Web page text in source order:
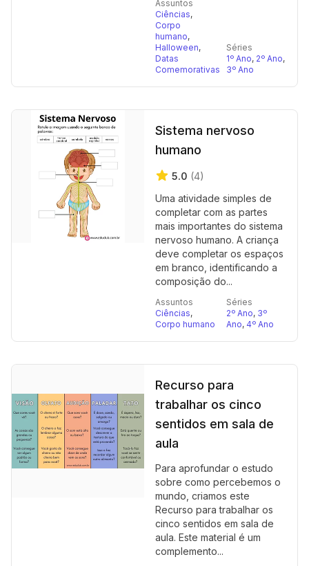
Assuntos
Ciências,
Corpo
humano,
Halloween,
Datas
Comemorativas
Séries
1º Ano, 2º Ano,
3º Ano
Sistema nervoso
humano
5.0 (4)
Uma atividade simples de
completar com as partes
mais importantes do sistema
nervoso humano. A criança
deve completar os espaços
em branco, identificando a
composição do...
Assuntos
Ciências,
Corpo humano
Séries
2º Ano, 3º
Ano, 4º Ano
Recurso para
trabalhar os cinco
sentidos em sala de
aula
Para aprofundar o estudo
sobre como percebemos o
mundo, criamos este
Recurso para trabalhar os
cinco sentidos em sala de
aula. Este material é um
complemento...